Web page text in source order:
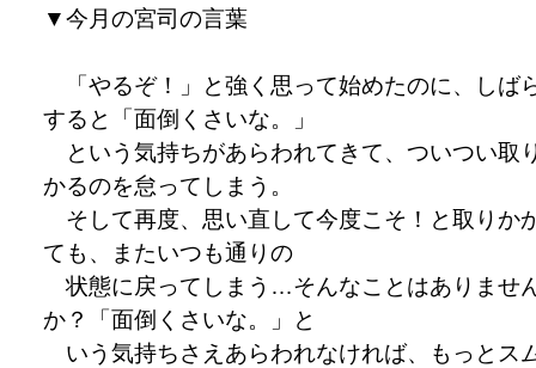
▼今月の宮司の言葉
「やるぞ！」と強く思って始めたのに、しば
すると「面倒くさいな。」
という気持ちがあらわれてきて、ついつい取
かるのを怠ってしまう。
そして再度、思い直して今度こそ！と取りか
ても、またいつも通りの
状態に戻ってしまう…そんなことはありませ
か？「面倒くさいな。」と
いう気持ちさえあらわれなければ、もっとス